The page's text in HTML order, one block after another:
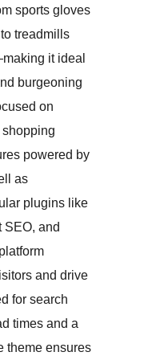
sports gloves
treadmills
it ideal
burgeoning
on
powered by
as
plugins like
SEO, and
and drive
for search
times and a
theme ensures